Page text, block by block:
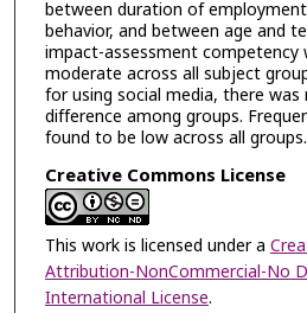
between duration of
behavior, and between age and
impact-assessment competency
moderate across all subject
for using social media, there was
difference among groups.
found to be low across all groups.
Creative Commons License
This work is licensed under a
Attribution-NonCommercial-No
International License.